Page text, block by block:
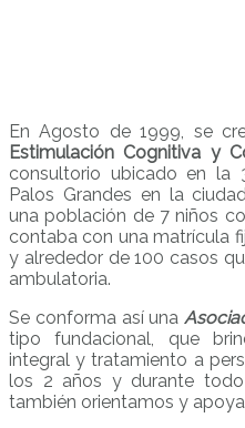
En Agosto de 1999, se
Estimulación Cognitiva y
consultorio ubicado en la
Palos Grandes en la
una población de 7 niños
contaba con una matrícula
y alrededor de 100 casos
ambulatoria.
Se conforma así una
tipo fundacional, que
integral y tratamiento a
los 2 años y durante
también orientamos y